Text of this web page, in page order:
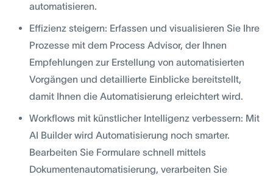
automatisieren.
Effizienz steigern: Erfassen und visualisieren Sie Ihre
Prozesse mit dem Process Advisor, der Ihnen
Empfehlungen zur Erstellung von automatisierten
Vorgängen und detaillierte Einblicke bereitstellt,
damit Ihnen die Automatisierung erleichtert wird.
Workflows mit künstlicher Intelligenz verbessern: Mit
AI Builder wird Automatisierung noch smarter.
Bearbeiten Sie Formulare schnell mittels
Dokumentenautomatisierung, verarbeiten Sie